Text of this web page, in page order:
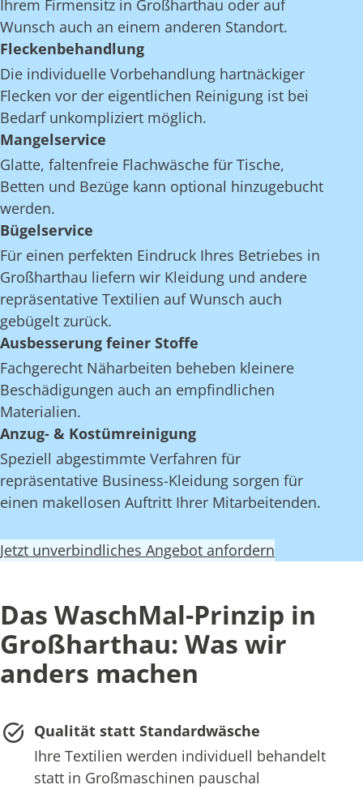
Ihrem Firmensitz in Großharthau oder auf
Wunsch auch an einem anderen Standort.
Fleckenbehandlung
Die individuelle Vorbehandlung hartnäckiger
Flecken vor der eigentlichen Reinigung ist bei
Bedarf unkompliziert möglich.
Mangelservice
Glatte, faltenfreie Flachwäsche für Tische,
Betten und Bezüge kann optional hinzugebucht
werden.
Bügelservice
Für einen perfekten Eindruck Ihres Betriebes in
Großharthau liefern wir Kleidung und andere
repräsentative Textilien auf Wunsch auch
gebügelt zurück.
Ausbesserung feiner Stoffe
Fachgerecht Näharbeiten beheben kleinere
Beschädigungen auch an empfindlichen
Materialien.
Anzug- & Kostümreinigung
Speziell abgestimmte Verfahren für
repräsentative Business-Kleidung sorgen für
einen makellosen Auftritt Ihrer Mitarbeitenden.
Jetzt unverbindliches Angebot anfordern
Das WaschMal-Prinzip in
Großharthau: Was wir
anders machen
Qualität statt Standardwäsche
Ihre Textilien werden individuell behandelt
statt in Großmaschinen pauschal